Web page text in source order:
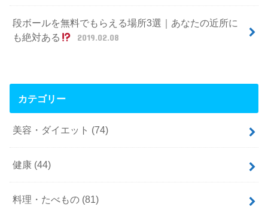
段ボールを無料でもらえる場所3選｜あなたの近所に
も絶対ある
2019.02.08
カテゴリー
美容・ダイエット (74)
健康 (44)
料理・たべもの (81)